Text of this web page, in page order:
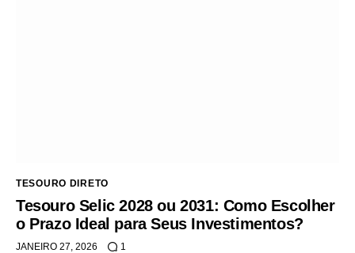
TESOURO DIRETO
Tesouro Selic 2028 ou 2031: Como Escolher
o Prazo Ideal para Seus Investimentos?
JANEIRO 27, 2026 1